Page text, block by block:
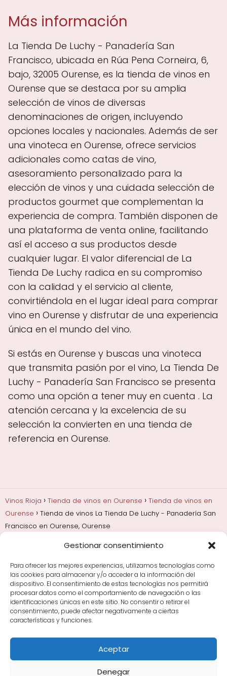
Gestionar consentimiento
Para ofrecer las mejores experiencias, utilizamos tecnologías como
las cookies para almacenar y/o acceder a la información del
dispositivo. El consentimiento de estas tecnologías nos permitirá
procesar datos como el comportamiento de navegación o las
identificaciones únicas en este sitio. No consentir o retirar el
consentimiento, puede afectar negativamente a ciertas
características y funciones.
Aceptar
Denegar
Más información
La Tienda De Luchy - Panadería San
Francisco, ubicada en Rúa Pena Corneira, 6,
bajo, 32005 Ourense, es la tienda de vinos en
Ourense que se destaca por su amplia
selección de vinos de diversas
denominaciones de origen, incluyendo
opciones locales y nacionales. Además de ser
una vinoteca en Ourense, ofrece servicios
adicionales como catas de vino,
asesoramiento personalizado para la
elección de vinos y una cuidada selección de
productos gourmet que complementan la
experiencia de compra. También disponen de
una plataforma de venta online, facilitando
así el acceso a sus productos desde
cualquier lugar. El valor diferencial de La
Tienda De Luchy radica en su compromiso
con la calidad y el servicio al cliente,
convirtiéndola en el lugar ideal para comprar
vino en Ourense y disfrutar de una experiencia
única en el mundo del vino.
Si estás en Ourense y buscas una vinoteca
que transmita pasión por el vino, La Tienda De
Luchy - Panadería San Francisco se presenta
como una opción a tener muy en cuenta . La
atención cercana y la excelencia de su
selección la convierten en una tienda de
referencia en Ourense.
Vinos Rioja Tienda de vinos en Ourense
Tienda de vinos en
Ourense
Tienda de vinos La Tienda De Luchy - Panadería San
Francisco en Ourense, Ourense
Añadas, crianza y guarda
Bodegas y marcas de
Comprar vino
Rioja y guías de regalo
Cultura del vino y
curiosidades
Enoturismo en Rioja
Maridajes y vino en la mesa
Tiendas de vino por
ciudades
Tipos de Rioja y clasificación
bodegas por área